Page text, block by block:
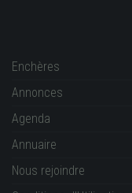
Enchères
Annonces
Agenda
Annuaire
Nous rejoindre